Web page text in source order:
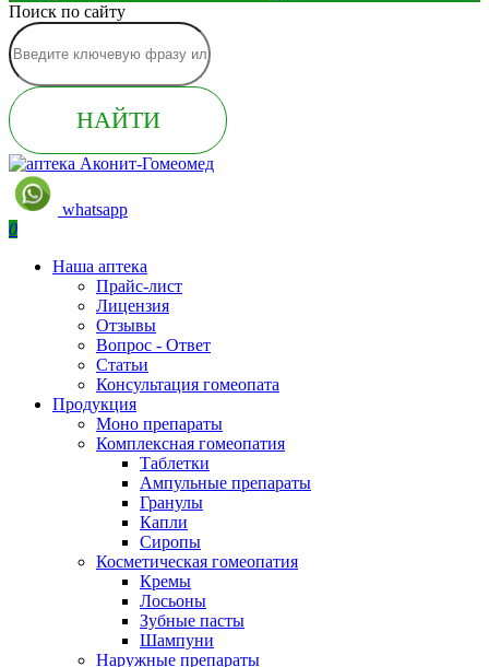
Поиск по сайту
НАЙТИ
whatsapp
0
Наша аптека
Прайс-лист
Лицензия
Отзывы
Вопрос - Ответ
Статьи
Консультация гомеопата
Продукция
Моно препараты
Комплексная гомеопатия
Таблетки
Ампульные препараты
Гранулы
Капли
Сиропы
Косметическая гомеопатия
Кремы
Лосьоны
Зубные пасты
Шампуни
Наружные препараты